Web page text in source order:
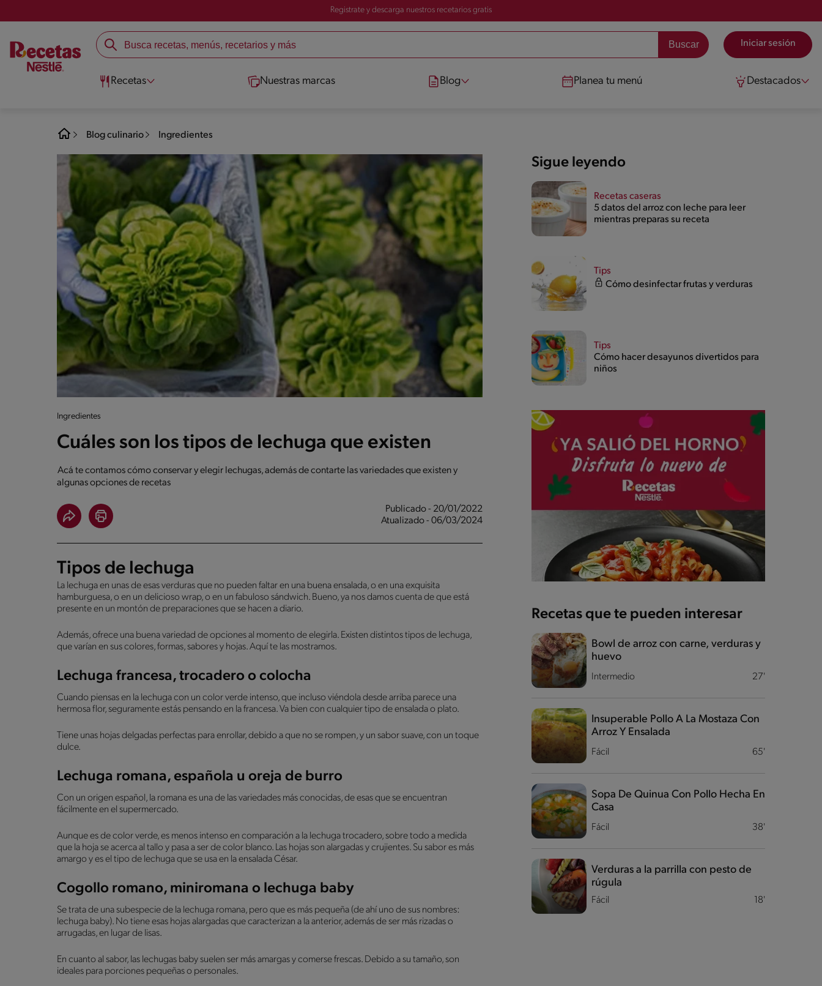
Registrate y descarga nuestros recetarios gratis
Iniciar sesión
Recetas Nuestras marcas Blog Planea tu menú Destacados
Blog culinario Ingredientes
Ingredientes
Cuáles son los tipos de lechuga que existen
Acá te contamos cómo conservar y elegir lechugas, además de contarte las variedades que existen y
algunas opciones de recetas
Publicado - 20/01/2022
Atualizado - 06/03/2024
Tipos de lechuga
La lechuga en unas de esas verduras que no pueden faltar en una buena ensalada, o en una exquisita
hamburguesa, o en un delicioso wrap, o en un fabuloso sándwich. Bueno, ya nos damos cuenta de que está
presente en un montón de preparaciones que se hacen a diario.
Además, ofrece una buena variedad de opciones al momento de elegirla. Existen distintos tipos de lechuga,
que varían en sus colores, formas, sabores y hojas. Aquí te las mostramos.
Lechuga francesa, trocadero o colocha
Cuando piensas en la lechuga con un color verde intenso, que incluso viéndola desde arriba parece una
hermosa flor, seguramente estás pensando en la francesa. Va bien con cualquier tipo de ensalada o plato.
Tiene unas hojas delgadas perfectas para enrollar, debido a que no se rompen, y un sabor suave, con un toque
dulce.
Lechuga romana, española u oreja de burro
Con un origen español, la romana es una de las variedades más conocidas, de esas que se encuentran
fácilmente en el supermercado.
Aunque es de color verde, es menos intenso en comparación a la lechuga trocadero, sobre todo a medida
que la hoja se acerca al tallo y pasa a ser de color blanco. Las hojas son alargadas y crujientes. Su sabor es más
amargo y es el tipo de lechuga que se usa en la ensalada César.
Cogollo romano, miniromana o lechuga baby
Se trata de una subespecie de la lechuga romana, pero que es más pequeña (de ahí uno de sus nombres:
lechuga baby). No tiene esas hojas alargadas que caracterizan a la anterior, además de ser más rizadas o
arrugadas, en lugar de lisas.
En cuanto al sabor, las lechugas baby suelen ser más amargas y comerse frescas. Debido a su tamaño, son
ideales para porciones pequeñas o personales.
Sigue leyendo
Recetas caseras
5 datos del arroz con leche para leer
mientras preparas su receta
Tips
Cómo desinfectar frutas y verduras
Tips
Cómo hacer desayunos divertidos para
niños
Recetas que te pueden interesar
Intermedio 27'
Bowl de arroz con carne, verduras y
huevo
Fácil 65'
Insuperable Pollo A La Mostaza Con
Arroz Y Ensalada
Fácil 38'
Sopa De Quinua Con Pollo Hecha En
Casa
Fácil 18'
Verduras a la parrilla con pesto de
rúgula